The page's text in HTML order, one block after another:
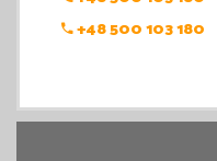
+48 500 103 180